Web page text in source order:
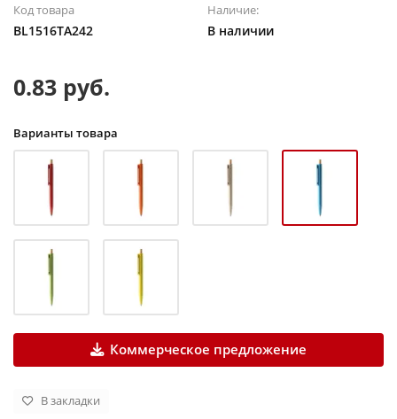
Код товара
BL1516TA242
Наличие:
В наличии
0.83 руб.
Варианты товара
Коммерческое предложение
В закладки